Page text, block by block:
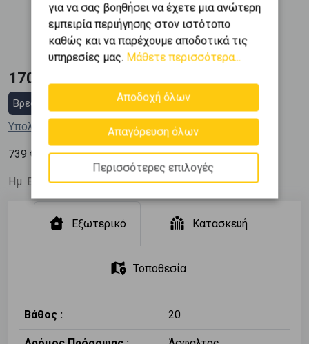
Εμβαδόν
230 m
170.000 €
Βρες στεγαστικό δάνειο
Υπολόγισε τη δόση μου
739 € / m2
Ημ. Ενημέρωσης: 19/05/26
Εξωτερικό Κατασκευή
Τοποθεσία
Βάθος : 20
για να σας βοηθήσει να έχετε μια ανώτερη
εμπειρία περιήγησης στον ιστότοπο
καθώς και να παρέχουμε αποδοτικά τις
υπηρεσίες μας. Μάθετε περισσότερα...
Αποδοχή όλων
Απαγόρευση όλων
Περισσότερες επιλογές